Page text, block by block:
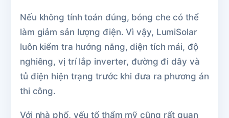
Nếu không tính toán đúng, bóng che có thể
làm giảm sản lượng điện. Vì vậy, LumiSolar
luôn kiểm tra hướng nắng, diện tích mái, độ
nghiêng, vị trí lắp inverter, đường đi dây và
tủ điện hiện trạng trước khi đưa ra phương án
thi công.
Với nhà phố, yếu tố thẩm mỹ cũng rất quan